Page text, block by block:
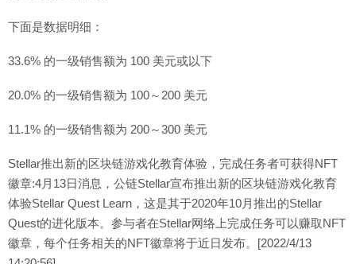
下面是数据明细：
33.6% 的一级销售额为 100 美元或以下
20.0% 的一级销售额为 100～200 美元
11.1% 的一级销售额为 200～300 美元
Stellar推出新的区块链游戏化教育体验，完成任务者可获得NFT
徽章:4月13日消息，公链Stellar宣布推出新的区块链游戏化教育
体验Stellar Quest Learn，这是其于2020年10月推出的Stellar
Quest的进化版本。参与者在Stellar网络上完成任务可以赚取NFT
徽章，每个任务相关的NFT徽章将于近日发布。[2022/4/13